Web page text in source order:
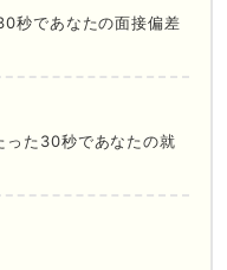
秒であなたの面接偏差
った30秒であなたの就